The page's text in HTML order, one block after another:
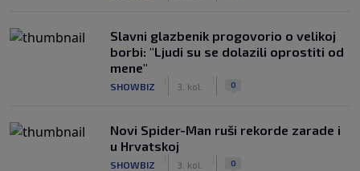
Slavni glazbenik progovorio o velikoj
borbi: "Ljudi su se dolazili oprostiti od
mene"
SHOWBIZ 3. kol. 0
Novi Spider-Man ruši rekorde zarade i
u Hrvatskoj
SHOWBIZ 3. kol. 0